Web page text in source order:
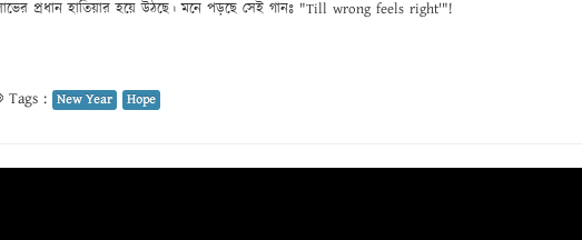
প্রধান হাতিয়ার হয়ে উঠছে। মনে পড়ছে সেই গানঃ "Till wrong feels right'"!
Tags : New Year Hope